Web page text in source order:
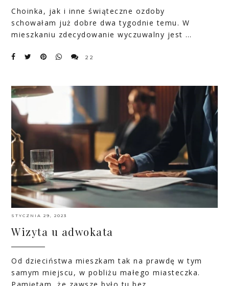
Choinka, jak i inne świąteczne ozdoby
schowałam już dobre dwa tygodnie temu. W
mieszkaniu zdecydowanie wyczuwalny jest …
22
STYCZNIA 29, 2023
Wizyta u adwokata
Od dzieciństwa mieszkam tak na prawdę w tym
samym miejscu, w pobliżu małego miasteczka.